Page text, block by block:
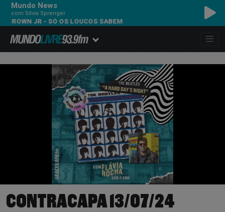
Mundo News
com Silvia Sprenger
JR - SÓ OS LOUCOS SABEM
CONTRACAPA 13/07/24